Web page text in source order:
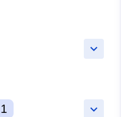
keyboard_arrow_down
keyboard_arrow_down
1